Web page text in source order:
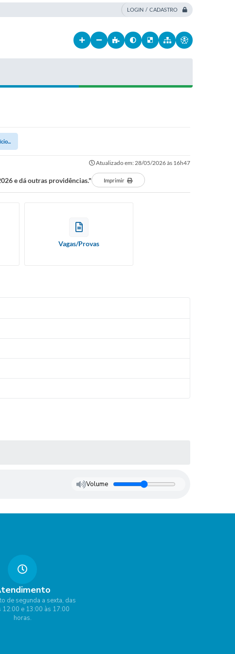
LOGIN / CADASTRO
Atualizado em: 28/05/2026 às 16h47
e dá outras providências." Imprimir
Vagas/Provas
Volume
de segunda a sexta, das
12:00 e 13:00 às 17:00
horas.